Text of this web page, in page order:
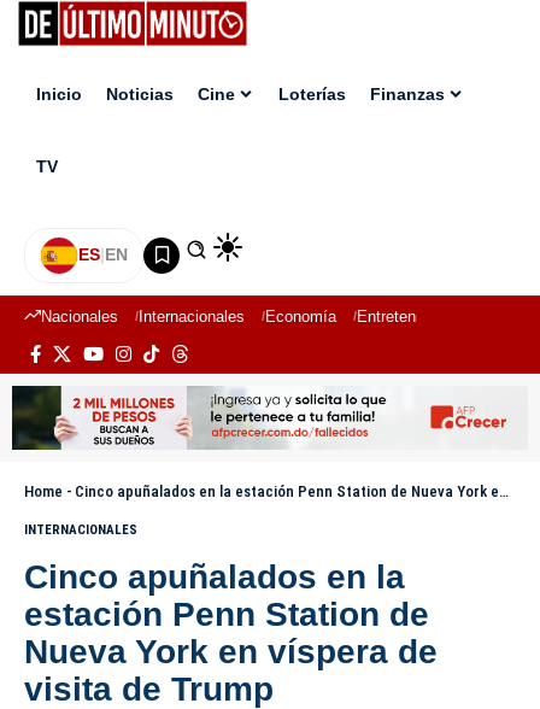
Inicio Noticias Cine Loterías Finanzas
TV
ES|EN
Nacionales Internacionales Economía Entretenimiento
Home - Cinco apuñalados en la estación Penn Station de Nueva York en víspera de visita de Trump
INTERNACIONALES
Cinco apuñalados en la
estación Penn Station de
Nueva York en víspera de
visita de Trump